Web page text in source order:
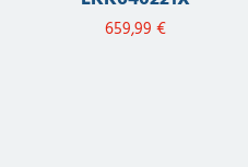
659,99 €